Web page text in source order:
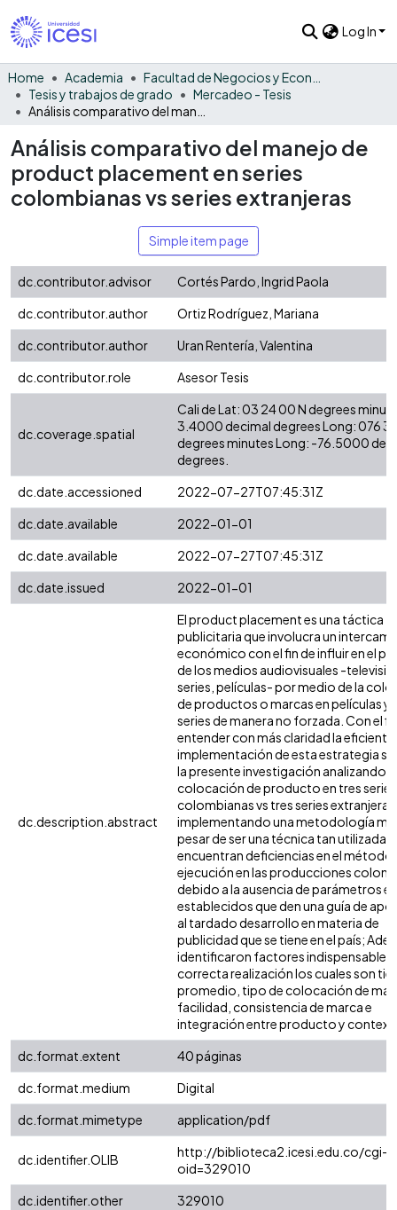
Log In
Home Academia
Tesis y trabajos de grado
Mercadeo - Tesis
Análisis comparativo del manejo de
product placement en series
colombianas vs series extranjeras
Simple item page
dc.contributor.advisor
Cortés Pardo, Ingrid Paola
dc.contributor.author
Ortiz Rodríguez, Mariana
dc.contributor.author
Uran Rentería, Valentina
dc.contributor.role
Asesor Tesis
dc.coverage.spatial
Cali de Lat: 03 24 00 N degrees
3.4000 decimal degrees Long: 076
degrees minutes Long: -76.5000
degrees.
dc.date.accessioned
2022-07-27T07:45:31Z
dc.date.available
2022-01-01
dc.date.available
2022-07-27T07:45:31Z
dc.date.issued
2022-01-01
dc.description.abstract
El product placement es una táctica
publicitaria que involucra un
económico con el fin de influir en el
de los medios audiovisuales -
series, películas- por medio de la
de productos o marcas en películas
series de manera no forzada. Con el
entender con más claridad la eficiente
implementación de esta estrategia se
la presente investigación analizando la
colocación de producto en tres series
colombianas vs tres series
implementando una metodología
pesar de ser una técnica tan utilizada
encuentran deficiencias en el método
ejecución en las producciones
debido a la ausencia de parámetros
establecidos que den una guía de
al tardado desarrollo en materia de
publicidad que se tiene en el país;
identificaron factores indispensables
correcta realización los cuales son
promedio, tipo de colocación de
facilidad, consistencia de marca e
integración entre producto y
dc.format.extent
40 páginas
dc.format.medium
Digital
dc.format.mimetype
application/pdf
dc.identifier.OLIB
http://biblioteca2.icesi.edu.co/cgi-
oid=329010
dc.identifier.other
329010